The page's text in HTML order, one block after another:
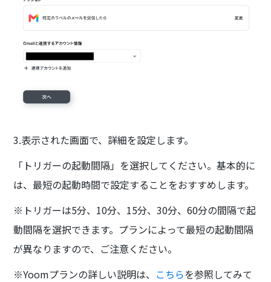
3.表示された画面で、詳細を設定します。
「トリガーの起動間隔」を選択してください。基本的に
は、最短の起動時間で設定することをおすすめします。
※トリガーは5分、10分、15分、30分、60分の間隔で起
動間隔を選択できます。プランによって最短の起動間隔
が異なりますので、ご注意ください。
※Yoomプランの詳しい説明は、 こちらを参照してみて